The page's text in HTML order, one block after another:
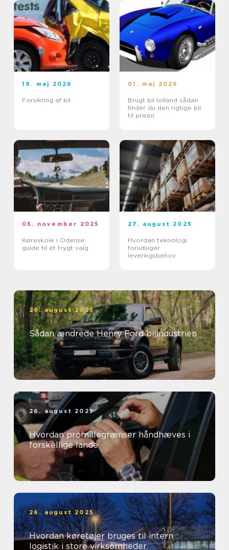
19. maj 2026
Forsikring af bil
01. maj 2026
Brugt bil lolland sådan
finder du den rigtige bil
til prisen
05. november 2025
Køreskole i Odense:
guide til et trygt valg
27. august 2025
Hvordan teknologi
forudsiger
leveringsbehov
26. august 2025
Sådan ændrede Henry Ford bilindustrien
26. august 2025
Hvordan promillegrænser håndhæves i
forskellige lande
26. august 2025
Hvordan køretøjer bruges til intern
logistik i store virksomheder